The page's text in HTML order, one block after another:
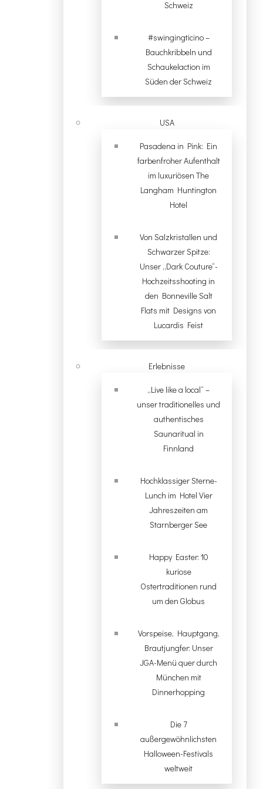
Schweiz
#swingingticino –
Bauchkribbeln und
Schaukelaction im
Süden der Schweiz
USA
Pasadena in Pink: Ein
farbenfroher Aufenthalt
im luxuriösen The
Langham Huntington
Hotel
Von Salzkristallen und
Schwarzer Spitze:
Unser „Dark Couture“-
Hochzeitsshooting in
den Bonneville Salt
Flats mit Designs von
Lucardis Feist
Erlebnisse
„Live like a local“ –
unser traditionelles und
authentisches
Saunaritual in
Finnland
Hochklassiger Sterne-
Lunch im Hotel Vier
Jahreszeiten am
Starnberger See
Happy Easter: 10
kuriose
Ostertraditionen rund
um den Globus
Vorspeise, Hauptgang,
Brautjungfer: Unser
JGA-Menü quer durch
München mit
Dinnerhopping
Die 7
außergewöhnlichsten
Halloween-Festivals
weltweit